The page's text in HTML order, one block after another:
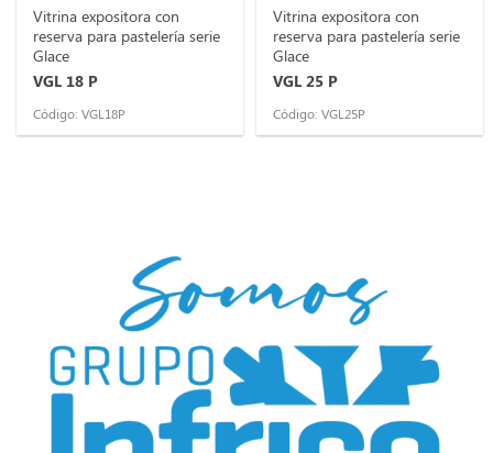
Vitrina expositora con
reserva para pastelería serie
Glace
VGL 18 P
Código: VGL18P
Vitrina expositora con
reserva para pastelería serie
Glace
VGL 25 P
Código: VGL25P